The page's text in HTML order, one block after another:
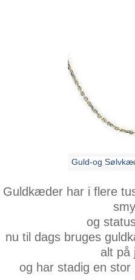
Guld-og
Guldkæder har i flere
og
nu til dags bruges
alt på
og har stadig en